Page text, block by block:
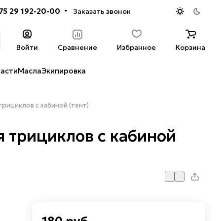
29 192-20-00 Заказать звонок
Войти Сравнение Избранное Корзина
МаслаЭкипировка
с кабиной (тент)
с кабиной